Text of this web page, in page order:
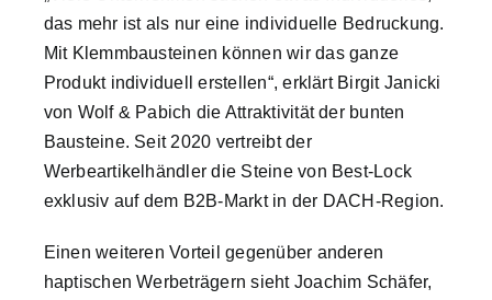
das mehr ist als nur eine individuelle Bedruckung.
Mit Klemmbausteinen können wir das ganze
Produkt individuell erstellen“, erklärt Birgit Janicki
von Wolf & Pabich die Attraktivität der bunten
Bausteine. Seit 2020 vertreibt der
Werbeartikelhändler die Steine von Best-Lock
exklusiv auf dem B2B-Markt in der DACH-Region.
Einen weiteren Vorteil gegenüber anderen
haptischen Werbeträgern sieht Joachim Schäfer,